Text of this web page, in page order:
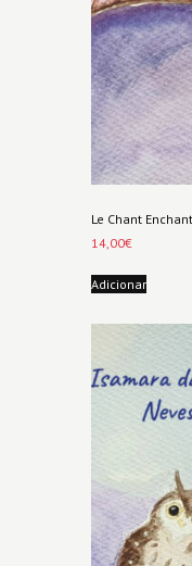
Le Chant
14,00€
Adicionar